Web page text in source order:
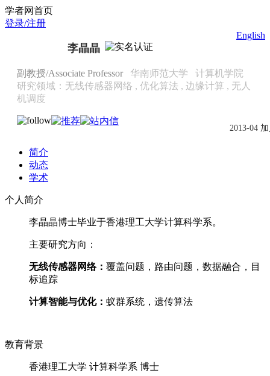
学者网首页
登录/注册
English
李晶晶
副教授/Associate Professor 华南师范大学
计算机学院
研究领域：无线传感器网络 , 优化算法 , 边缘计算 , 无人
机调度
2013-04
简介
动态
学术
个人简介
李晶晶博士毕业于香港理工大学计算科学系。
主要研究方向：
无线传感器网络： 覆盖问题，路由问题，数据融合，目
标追踪
计算智能与优化： 蚁群系统，遗传算法
教育背景
香港理工大学 计算科学系 博士